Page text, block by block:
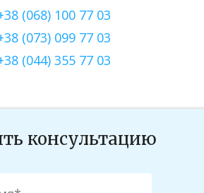
(068) 100 77 03
(073) 099 77 03
(044) 355 77 03
консультацию